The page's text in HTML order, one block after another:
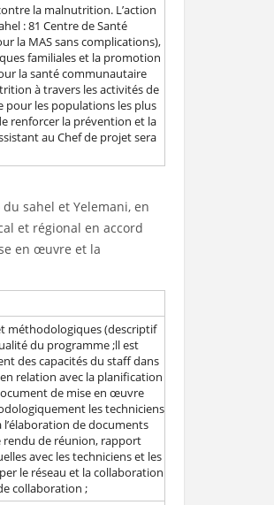
sahel et Yelemani, en
et régional en accord
en œuvre et la
méthodologiques (descriptif
du programme ;ll est
des capacités du staff dans
relation avec la planification
de mise en œuvre
les techniciens
l’élaboration de documents
rendu de réunion, rapport
avec les techniciens et les
le réseau et la collaboration
collaboration ;